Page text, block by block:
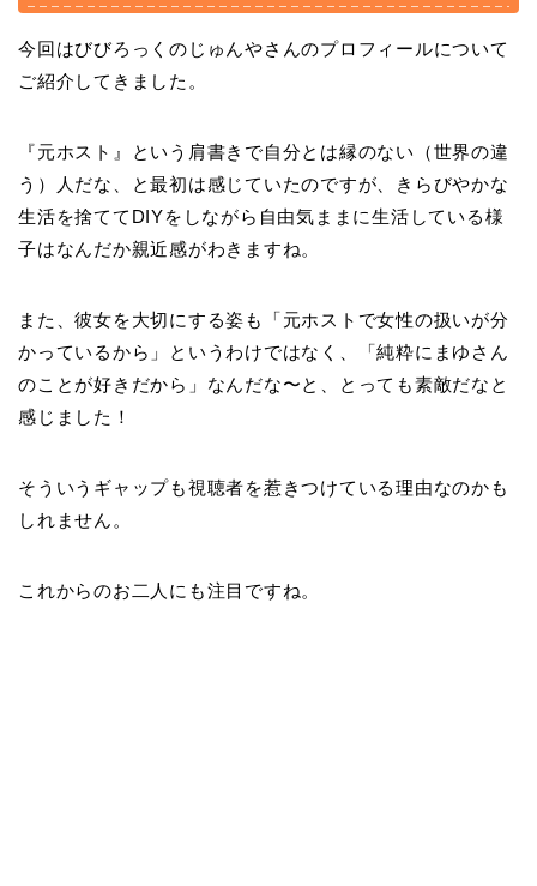
今回はびびろっくのじゅんやさんのプロフィールについて
ご紹介してきました。
『元ホスト』という肩書きで自分とは縁のない（世界の違
う）人だな、と最初は感じていたのですが、きらびやかな
生活を捨ててDIYをしながら自由気ままに生活している様
子はなんだか親近感がわきますね。
また、彼女を大切にする姿も「元ホストで女性の扱いが分
かっているから」というわけではなく、「純粋にまゆさん
のことが好きだから」なんだな〜と、とっても素敵だなと
感じました！
そういうギャップも視聴者を惹きつけている理由なのかも
しれません。
これからのお二人にも注目ですね。